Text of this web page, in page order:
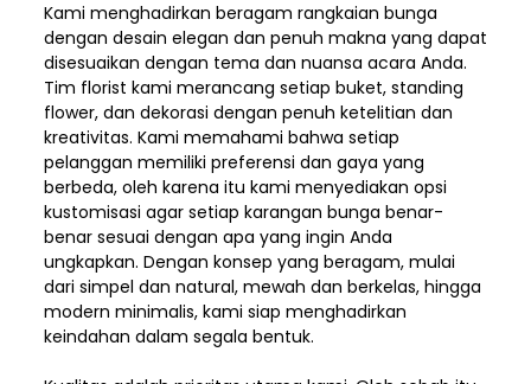
Kami menghadirkan beragam rangkaian bunga
dengan desain elegan dan penuh makna yang dapat
disesuaikan dengan tema dan nuansa acara Anda.
Tim florist kami merancang setiap buket, standing
flower, dan dekorasi dengan penuh ketelitian dan
kreativitas. Kami memahami bahwa setiap
pelanggan memiliki preferensi dan gaya yang
berbeda, oleh karena itu kami menyediakan opsi
kustomisasi agar setiap karangan bunga benar-
benar sesuai dengan apa yang ingin Anda
ungkapkan. Dengan konsep yang beragam, mulai
dari simpel dan natural, mewah dan berkelas, hingga
modern minimalis, kami siap menghadirkan
keindahan dalam segala bentuk.